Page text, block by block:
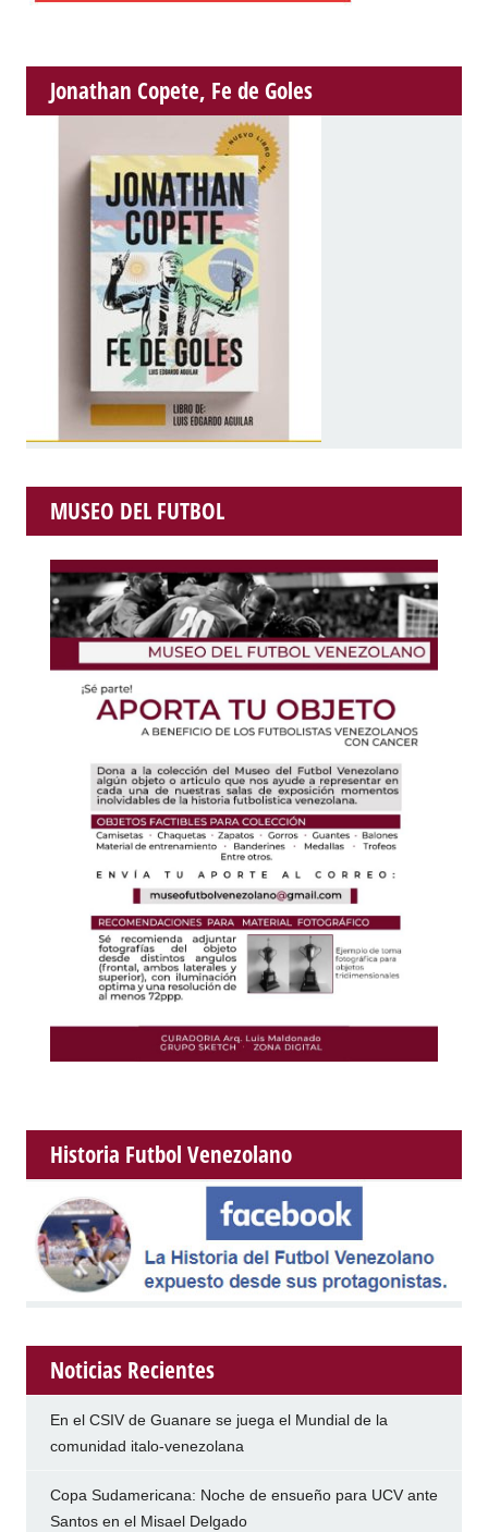
Jonathan Copete, Fe de Goles
MUSEO DEL FUTBOL
Historia Futbol Venezolano
Noticias Recientes
En el CSIV de Guanare se juega el Mundial de la
comunidad italo-venezolana
Copa Sudamericana: Noche de ensueño para UCV ante
Santos en el Misael Delgado